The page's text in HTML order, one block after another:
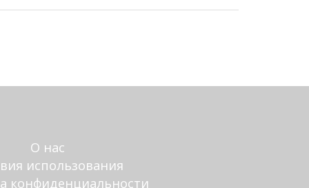
О нас
использования
конфиденциальности